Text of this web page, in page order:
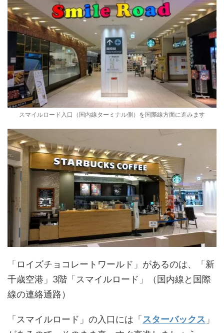
スマイルロード入口（国内線ターミナル側）を国際線方面に進みます
「ロイズチョコレートワールド」があるのは、「新
千歳空港」3階「スマイルロード」（国内線と国際
線の連絡通路）
「スマイルロード」の入口には「 スターバックス 」